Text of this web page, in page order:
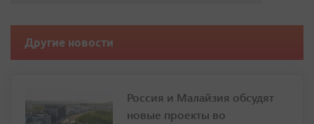
Другие новости
Россия и Малайзия обсудят
новые проекты во